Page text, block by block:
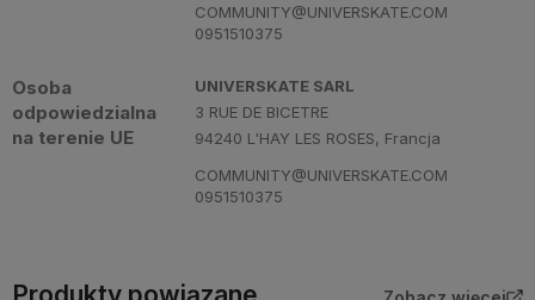
COMMUNITY@UNIVERSKATE.COM
0951510375
Osoba
odpowiedzialna
na terenie UE
UNIVERSKATE SARL
3 RUE DE BICETRE
94240 L'HAY LES ROSES, Francja
COMMUNITY@UNIVERSKATE.COM
0951510375